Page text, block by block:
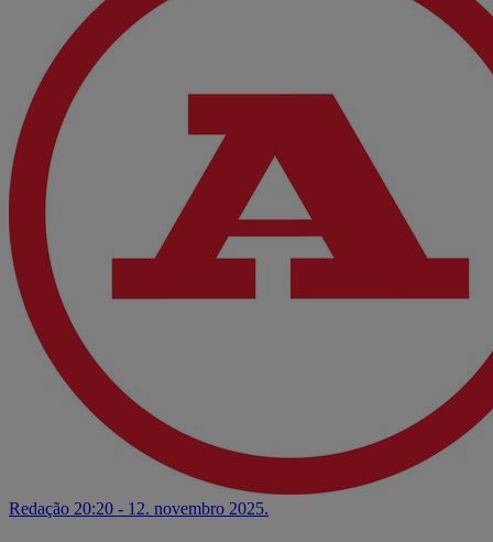
Redação 20:20 - 12. novembro 2025.